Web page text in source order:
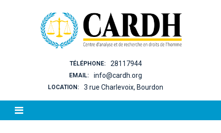
TÉLÉPHONE: 28117944
EMAIL: info@cardh.org
LOCATION: 3 rue Charlevoix, Bourdon